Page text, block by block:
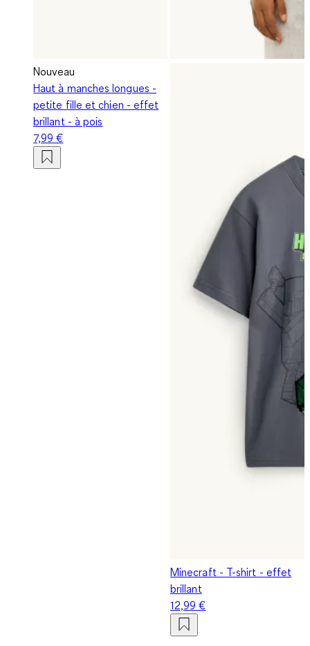
Nouveau
Haut à manches longues -
petite fille et chien - effet
brillant - à pois
7,99 €
Minecraft - T-shirt - effet
brillant
12,99 €